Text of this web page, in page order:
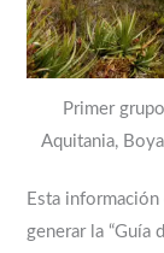
Primer
Aquitania,
Esta
generar la “Guía